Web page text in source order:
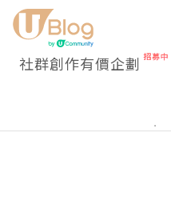
社群創作有價企劃